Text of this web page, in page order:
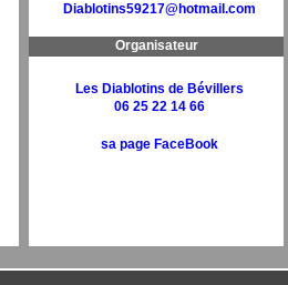
Diablotins59217@hotmail.com
Organisateur
Les Diablotins de Bévillers
06 25 22 14 66
sa page FaceBook